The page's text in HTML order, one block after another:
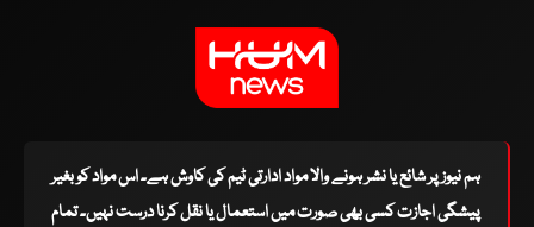
ہم نیوز پر شائع یا نشر ہونے والا مواد ادارتی ٹیم کی کاوش ہے۔ اس مواد کو بغیر
پیشگی اجازت کسی بھی صورت میں استعمال یا نقل کرنا درست نہیں۔ تمام